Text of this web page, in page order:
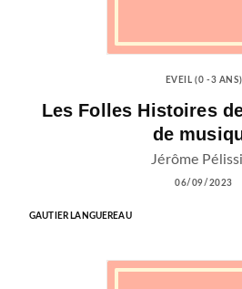
EVEIL (0 -3 ANS)
Les Folles Histoires
de
Jérôme
06/09/2023
GAUTIER LANGUEREAU